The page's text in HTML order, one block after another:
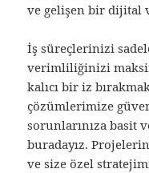
ve gelişen bir dijital
İş süreçlerinizi
verimliliğinizi
kalıcı bir iz
çözümlerimize
sorunlarınıza basit
buradayız.
ve size özel